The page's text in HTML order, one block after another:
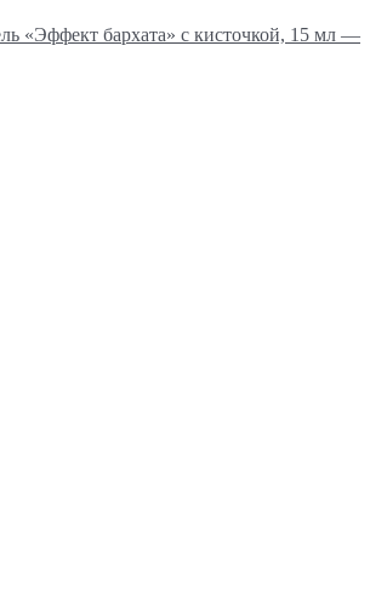
«Эффект бархата» с кисточкой, 15 мл —